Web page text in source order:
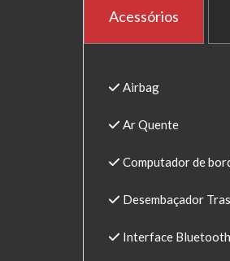
Acessórios
Airbag
Ar Quente
Computador de
Desembaçador
Interface Bluetooth